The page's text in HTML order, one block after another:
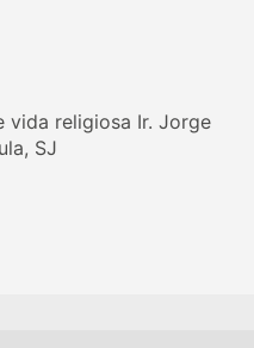
vida religiosa Ir. Jorge
SJ